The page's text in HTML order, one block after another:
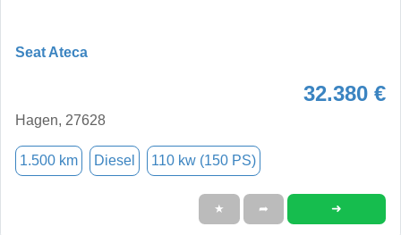
Seat Ateca
32.380 €
Hagen, 27628
1.500 km Diesel 110 kw (150 PS)
★ ➦ ➜